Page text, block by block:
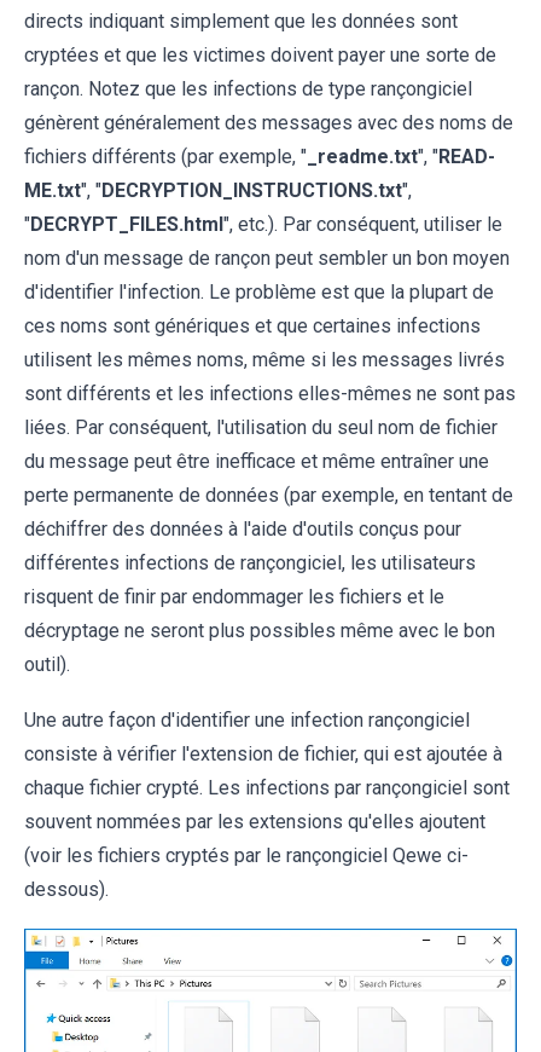
directs indiquant simplement que les données sont
cryptées et que les victimes doivent payer une sorte de
rançon. Notez que les infections de type rançongiciel
génèrent généralement des messages avec des noms de
fichiers différents (par exemple, " _readme.txt", "READ-
ME.txt", "DECRYPTION_INSTRUCTIONS.txt",
"DECRYPT_FILES.html", etc.). Par conséquent, utiliser le
nom d'un message de rançon peut sembler un bon moyen
d'identifier l'infection. Le problème est que la plupart de
ces noms sont génériques et que certaines infections
utilisent les mêmes noms, même si les messages livrés
sont différents et les infections elles-mêmes ne sont pas
liées. Par conséquent, l'utilisation du seul nom de fichier
du message peut être inefficace et même entraîner une
perte permanente de données (par exemple, en tentant de
déchiffrer des données à l'aide d'outils conçus pour
différentes infections de rançongiciel, les utilisateurs
risquent de finir par endommager les fichiers et le
décryptage ne seront plus possibles même avec le bon
outil).
Une autre façon d'identifier une infection rançongiciel
consiste à vérifier l'extension de fichier, qui est ajoutée à
chaque fichier crypté. Les infections par rançongiciel sont
souvent nommées par les extensions qu'elles ajoutent
(voir les fichiers cryptés par le rançongiciel Qewe ci-
dessous).